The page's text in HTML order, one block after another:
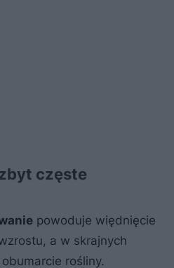
częste
powoduje więdnięcie
a w skrajnych
rośliny.